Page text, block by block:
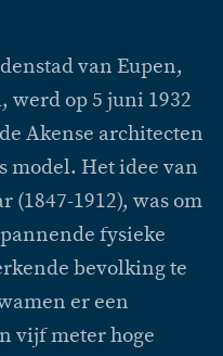
van Eupen,
werd op 5 juni 1932
Akense architecten
model. Het idee van
(1847-1912), was om
fysieke
bevolking te
er een
vijf meter hoge